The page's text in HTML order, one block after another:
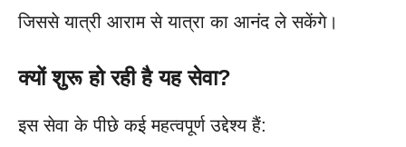
जिससे यात्री आराम से यात्रा का आनंद ले सकेंगे।
क्यों शुरू हो रही है यह सेवा?
इस सेवा के पीछे कई महत्वपूर्ण उद्देश्य हैं: